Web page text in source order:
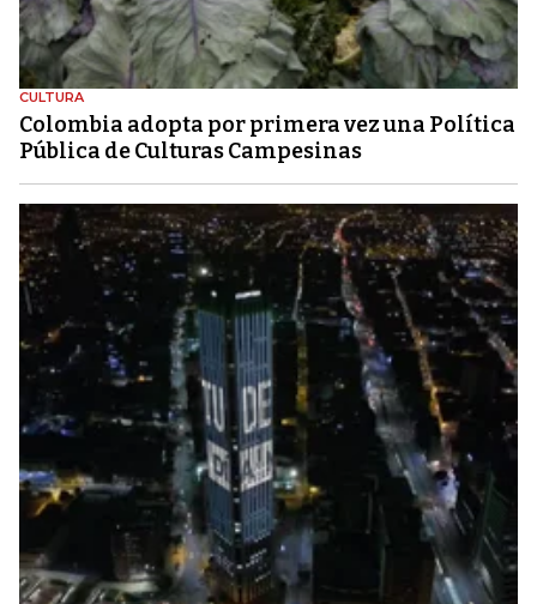
CULTURA
Colombia adopta por primera vez una Política
Pública de Culturas Campesinas